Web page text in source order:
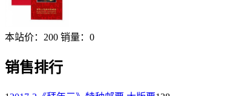
本站价： 200 销量： 0
销售排行